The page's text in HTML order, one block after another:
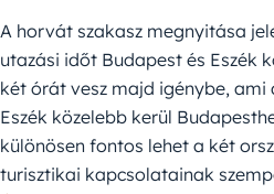
A horvát szakasz megnyitása
utazási időt Budapest és Eszék
két órát vesz majd igénybe, ami
Eszék közelebb kerül
különösen fontos lehet a két
turisztikai kapcsolatainak